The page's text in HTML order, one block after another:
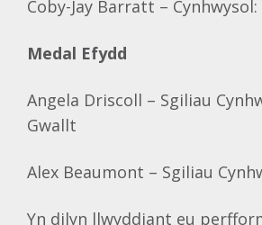
Coby-Jay Barratt – Cynhwysol:
Medal Efydd
Angela Driscoll – Sgiliau
Gwallt
Alex Beaumont – Sgiliau
Yn dilyn llwyddiant eu